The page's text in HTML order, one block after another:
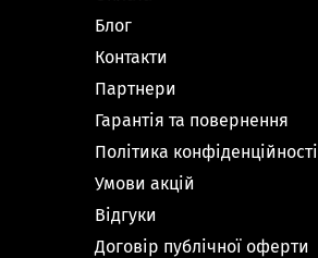
Блог
Контакти
Партнери
Гарантія та повернення
Політика конфіденційності
Умови акцій
Відгуки
Договір публічної оферти